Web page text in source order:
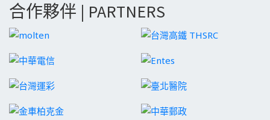
合作夥伴 | PARTNERS